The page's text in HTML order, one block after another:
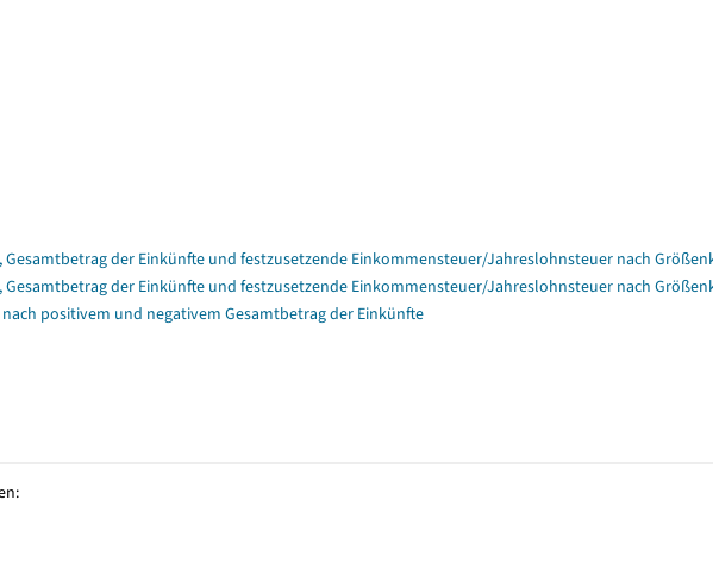
der Einkünfte und festzusetzende Einkommensteuer/Jahreslohnsteuer nach
der Einkünfte und festzusetzende Einkommensteuer/Jahreslohnsteuer nach
positivem und negativem Gesamtbetrag der Einkünfte